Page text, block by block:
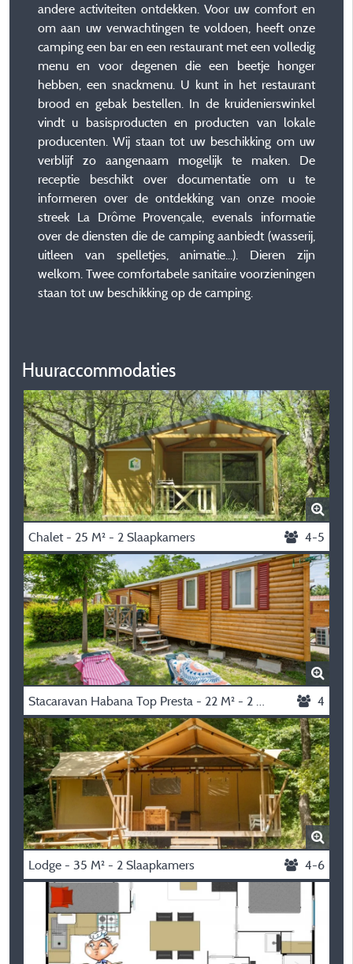
andere activiteiten ontdekken. Voor uw comfort en
om aan uw verwachtingen te voldoen, heeft onze
camping een bar en een restaurant met een volledig
menu en voor degenen die een beetje honger
hebben, een snackmenu. U kunt in het restaurant
brood en gebak bestellen. In de kruidenierswinkel
vindt u basisproducten en producten van lokale
producenten. Wij staan tot uw beschikking om uw
verblijf zo aangenaam mogelijk te maken. De
receptie beschikt over documentatie om u te
informeren over de ontdekking van onze mooie
streek La Drôme Provençale, evenals informatie
over de diensten die de camping aanbiedt (wasserij,
uitleen van spelletjes, animatie...). Dieren zijn
welkom. Twee comfortabele sanitaire voorzieningen
staan tot uw beschikking op de camping.
Huuraccommodaties
Chalet - 25 M² - 2 Slaapkamers 4-5
Stacaravan Habana Top Presta - 22 M² - 2 Slaapkamers 4
Lodge - 35 M² - 2 Slaapkamers 4-6